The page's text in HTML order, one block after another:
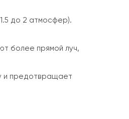
до 2 атмосфер).
более прямой луч,
и предотвращает